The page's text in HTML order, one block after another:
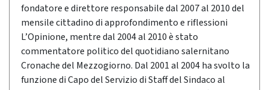
fondatore e direttore responsabile dal 2007 al 2010 del
mensile cittadino di approfondimento e riflessioni
L’Opinione, mentre dal 2004 al 2010 è stato
commentatore politico del quotidiano salernitano
Cronache del Mezzogiorno. Dal 2001 al 2004 ha svolto la
funzione di Capo del Servizio di Staff del Sindaco al